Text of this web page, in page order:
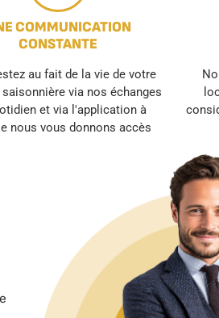
COMMUNICATION
CONSTANTE
au fait de la vie de votre
via nos échanges
et via l'application à
nous vous donnons accès